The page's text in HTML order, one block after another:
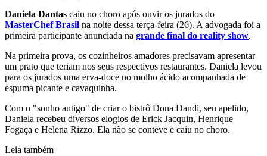
Daniela Dantas caiu no choro após ouvir os jurados do
MasterChef Brasil na noite dessa terça-feira (26). A advogada foi a
primeira participante anunciada na grande final do reality show.
Na primeira prova, os cozinheiros amadores precisavam apresentar
um prato que teriam nos seus respectivos restaurantes. Daniela levou
para os jurados uma erva-doce no molho ácido acompanhada de
espuma picante e cavaquinha.
Com o "sonho antigo" de criar o bistrô Dona Dandi, seu apelido,
Daniela recebeu diversos elogios de Erick Jacquin, Henrique
Fogaça e Helena Rizzo. Ela não se conteve e caiu no choro.
Leia também